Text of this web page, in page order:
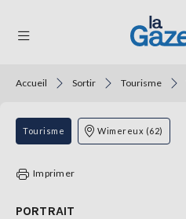
THÉMATIQUES
RÉGIONS
Accueil Sortir Tourisme
Tourisme Wimereux (62)
Imprimer
PORTRAIT